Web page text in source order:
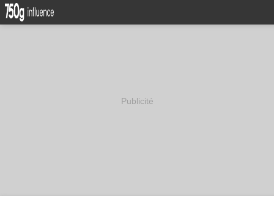
Publicité